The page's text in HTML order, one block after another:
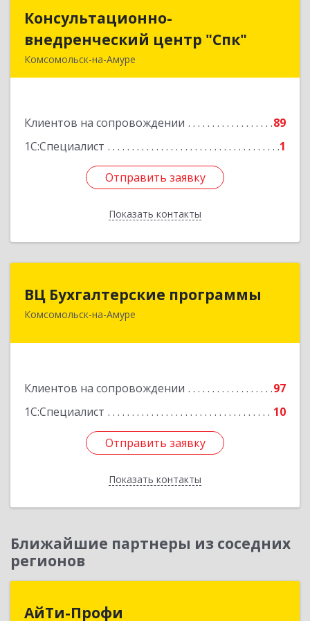
Консультационно-
внедренческий центр "Спк"
Комсомольск-на-Амуре
Клиентов на сопровождении
89
1С:Специалист
1
Отправить заявку
Показать контакты
Консультационно-
внедренческий центр "Спк"
Подробнее
Отправить заявку
Назад
ВЦ Бухгалтерские программы
Комсомольск-на-Амуре
Клиентов на сопровождении
97
1С:Специалист
10
Отправить заявку
Показать контакты
681000, Хабаровский край, Комсомольск-на-
Отправить заявку
Назад
Ближайшие партнеры из соседних
регионов
АйТи-Профи